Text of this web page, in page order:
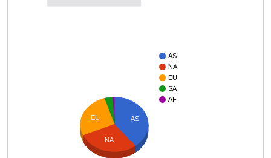
AS
NA
EU
SA
AF
AS
EU
NA